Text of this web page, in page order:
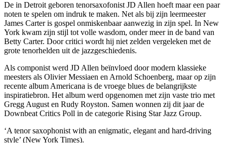
De in Detroit geboren tenorsaxofonist JD Allen hoeft maar een paar
noten te spelen om indruk te maken. Net als bij zijn leermeester
James Carter is gospel onmiskenbaar aanwezig in zijn spel. In New
York kwam zijn stijl tot volle wasdom, onder meer in de band van
Betty Carter. Door critici wordt hij niet zelden vergeleken met de
grote tenorhelden uit de jazzgeschiedenis.
Als componist werd JD Allen beïnvloed door modern klassieke
meesters als Olivier Messiaen en Arnold Schoenberg, maar op zijn
recente album Americana is de vroege blues de belangrijkste
inspiratiebron. Het album werd opgenomen met zijn vaste trio met
Gregg August en Rudy Royston. Samen wonnen zij dit jaar de
Downbeat Critics Poll in de categorie Rising Star Jazz Group.
‘A tenor saxophonist with an enigmatic, elegant and hard-driving
style’ (New York Times).